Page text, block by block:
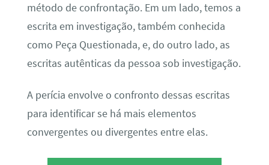
método de confrontação. Em um lado, temos a
escrita em investigação, também conhecida
como Peça Questionada, e, do outro lado, as
escritas autênticas da pessoa sob investigação.
A perícia envolve o confronto dessas escritas
para identificar se há mais elementos
convergentes ou divergentes entre elas.